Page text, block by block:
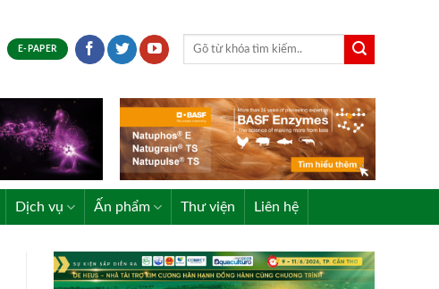
E-PAPER
Dịch vụ Ấn phẩm Thư viện Liên hệ